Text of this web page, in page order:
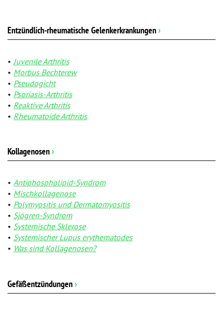
Entzündlich-rheumatische Gelenkerkrankungen›
Juvenile Arthritis
Morbus Bechterew
Pseudogicht
Psoriasis-Arthritis
Reaktive Arthritis
Rheumatoide Arthritis
Kollagenosen›
Antiphospholipid-Syndrom
Mischkollagenose
Polymyositis und Dermatomyositis
Sjögren-Syndrom
Systemische Sklerose
Systemischer Lupus erythematodes
Was sind Kollagenosen?
Gefäßentzündungen›